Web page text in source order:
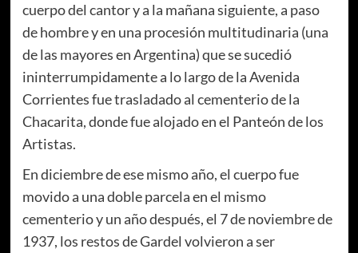
cuerpo del cantor y a la mañana siguiente, a paso
de hombre y en una procesión multitudinaria (una
de las mayores en Argentina) que se sucedió
ininterrumpidamente a lo largo de la Avenida
Corrientes fue trasladado al cementerio de la
Chacarita, donde fue alojado en el Panteón de los
Artistas.
En diciembre de ese mismo año, el cuerpo fue
movido a una doble parcela en el mismo
cementerio y un año después, el 7 de noviembre de
1937, los restos de Gardel volvieron a ser